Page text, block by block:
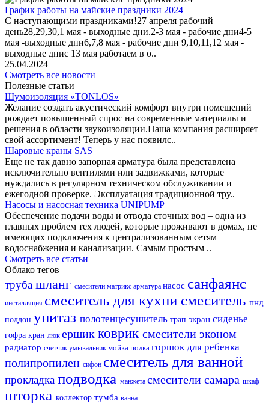
График работы на майские праздники 2024
С наступающими праздниками!27 апреля рабочий
день28,29,30,1 мая - выходные дни.2-3 мая - рабочие дни4-5
мая -выходные дни6,7,8 мая - рабочие дни 9,10,11,12 мая -
выходные днис 13 мая работаем в о..
25.04.2024
Смотреть все новости
Полезные статьи
Шумоизоляция «TONLOS»
Желание создать акустический комфорт внутри помещений
рождает повышенный спрос на современные материалы и
решения в области звукоизоляции.Наша компания расширяет
свой ассортимент! Теперь у нас появилс..
Шаровые краны SAS
Еще не так давно запорная арматура была представлена
исключительно вентилями или задвижками, которые
нуждались в регулярном техническом обслуживании и
ежегодной проверке. Эксплуатация традиционной тру..
Насосы и насосная техника UNIPUMP
Обеспечение подачи воды и отвода сточных вод – одна из
главных проблем тех людей, которые проживают в домах, не
имеющих подключения к централизованным сетям
водоснабжения и канализации. Самым простым ..
Смотреть все статьи
Облако тегов
труба шланг смесители матрикс арматура насос санфаянс
инсталляция смеситель для кухни смеситель пнд
поддон унитаз полотенцесушитель трап экран сиденье
гофра кран люк ершик коврик смесители эконом
радиатор счетчик умывальник мойка полка горшок для ребенка
полипропилен сифон смеситель для ванной
прокладка подводка манжета смесители самара шкаф
шторка коллектор тумба ванна